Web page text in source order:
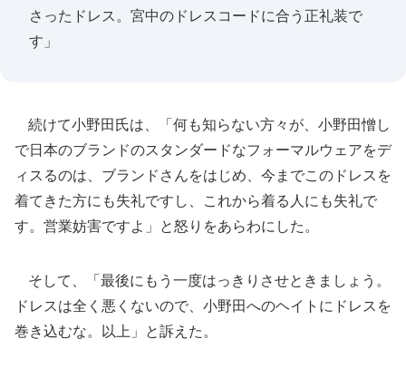
さったドレス。宮中のドレスコードに合う正礼装で
す」
続けて小野田氏は、「何も知らない方々が、小野田憎し
で日本のブランドのスタンダードなフォーマルウェアをデ
ィスるのは、ブランドさんをはじめ、今までこのドレスを
着てきた方にも失礼ですし、これから着る人にも失礼で
す。営業妨害ですよ」と怒りをあらわにした。
そして、「最後にもう一度はっきりさせときましょう。
ドレスは全く悪くないので、小野田へのヘイトにドレスを
巻き込むな。以上」と訴えた。